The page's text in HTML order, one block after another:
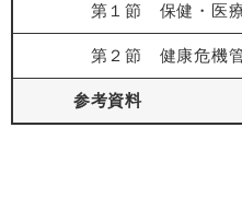
第１節 保健・医療・
第２節 健康危機管理
参考資料